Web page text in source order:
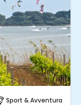
push_pin Trapani